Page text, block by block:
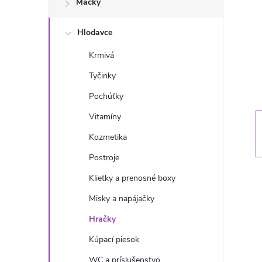
n
Hlodavce
Krmivá
Tyčinky
Pochúťky
Vitamíny
Kozmetika
Postroje
Klietky a prenosné boxy
Misky a napájačky
Hračky
Kúpací piesok